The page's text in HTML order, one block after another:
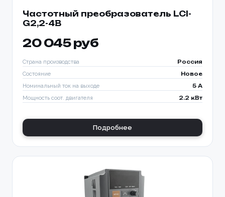
Частотный преобразователь LCI-
G2,2-4B
20 045 руб
Страна производства Россия
Состояние Новое
Номинальный ток на выходе 5 A
Мощность соот. двигателя 2.2 кВт
Подробнее